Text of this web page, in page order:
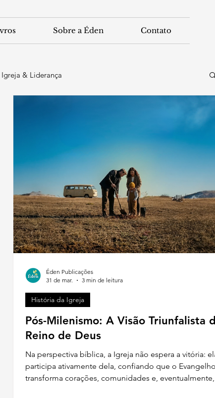
Sobre a Éden Contato
Igreja & Liderança
Pós-Milenismo: A Visão Triunfalista
Reino de Deus
Na perspectiva bíblica, a Igreja não espera a vitória:
participa ativamente dela, confiando que o
transforma corações, comunidades e, eventualmente,
História da Igreja
Éden Publicações
31 de mar.
3 min de leitura